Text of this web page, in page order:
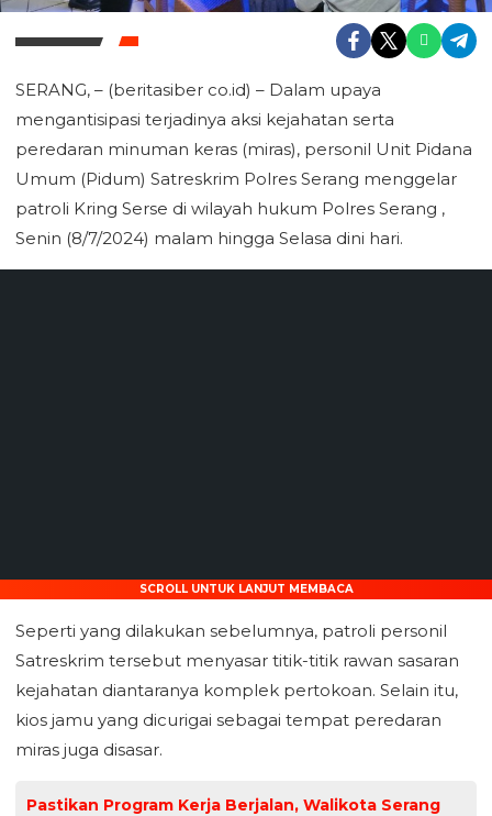
SERANG, – (beritasiber co.id) – Dalam upaya
mengantisipasi terjadinya aksi kejahatan serta
peredaran minuman keras (miras), personil Unit Pidana
Umum (Pidum) Satreskrim Polres Serang menggelar
patroli Kring Serse di wilayah hukum Polres Serang ,
Senin (8/7/2024) malam hingga Selasa dini hari.
SCROLL UNTUK LANJUT MEMBACA
Seperti yang dilakukan sebelumnya, patroli personil
Satreskrim tersebut menyasar titik-titik rawan sasaran
kejahatan diantaranya komplek pertokoan. Selain itu,
kios jamu yang dicurigai sebagai tempat peredaran
miras juga disasar.
Pastikan Program Kerja Berjalan, Walikota Serang